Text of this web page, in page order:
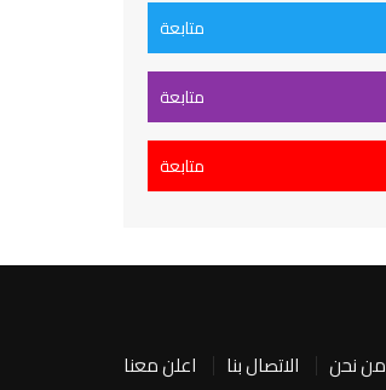
متابعة
متابعة
متابعة
من نحن الاتصال بنا اعلن معنا